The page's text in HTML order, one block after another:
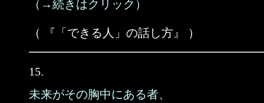
（→続きはクリック）
（ 『「できる人」の話し方』 ）
15.
未来がその胸中にある者、